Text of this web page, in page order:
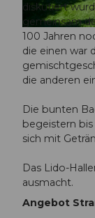
© Beat Brechbühl |
diskutiert
gemeinsam
100 Jahren
die einen war
die anderen
Die bunten
begeistern
sich mit
Das Lido-
ausmacht.
Angebot